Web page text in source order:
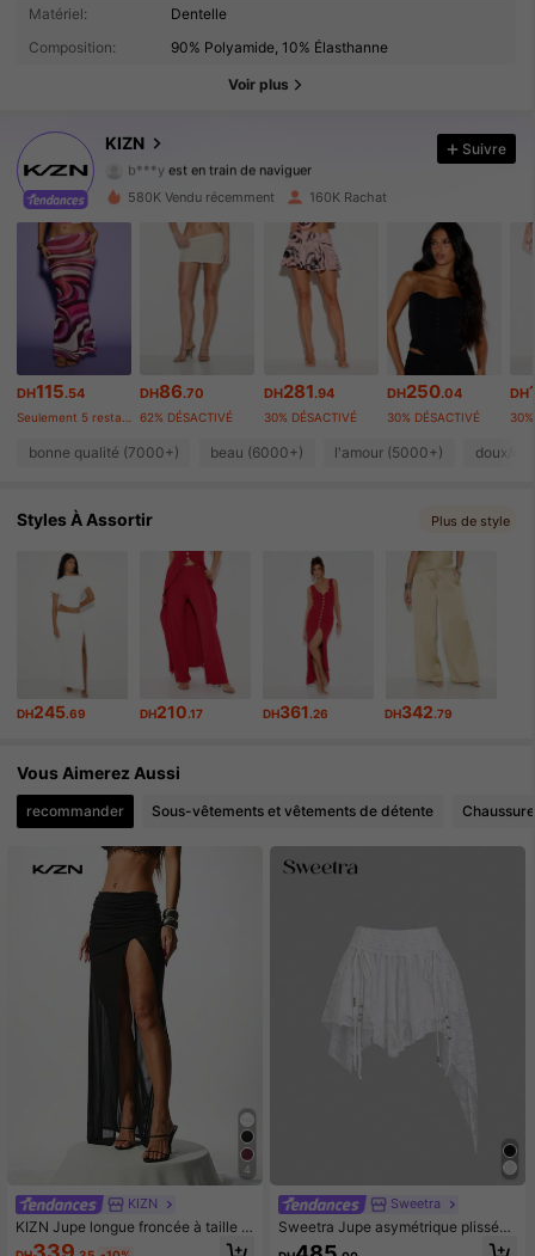
Matériel:
Dentelle
Composition:
90% Polyamide, 10% Élasthanne
Voir plus
KIZN
556K Suiveurs
b***y est en train de naviguer
556K Suiveurs
556K Suiveurs
556K Suiveurs
4.80 556K Suiveurs
4.80
556K Suiveurs
Suivre
580K Vendu récemment 160K Rachat
DH115.54 DH86.70
62% DÉSACTIVÉ
DH281.94
30% DÉSACTIVÉ
DH250.04
30% DÉSACTIVÉ
DH
bonne qualité (7000+) beau (6000+) l'amour (5000+) doux/
Styles À Assortir Plus de style
DH245.69 DH210.17 DH361.26 DH342.79
Vous Aimerez Aussi
recommander Sous-vêtements et vêtements de détente
4
KIZN
KIZN Jupe longue froncée à taille h
aute avec fente haute sur la cuisse
Sweetra
Sweetra Jupe asymétrique plissée
à la taille pour femmes, style bohèm